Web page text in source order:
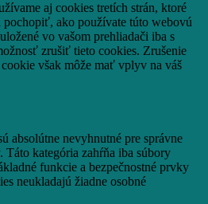
aj cookies tretích strán, ktoré
ako používate túto webovú
vo vašom prehliadači iba s
zrušiť tieto cookies. Zrušenie
však môže mať vplyv na váš
absolútne nevyhnutné pre správne
kategória zahŕňa iba súbory
funkcie a bezpečnostné prvky
neukladajú žiadne osobné